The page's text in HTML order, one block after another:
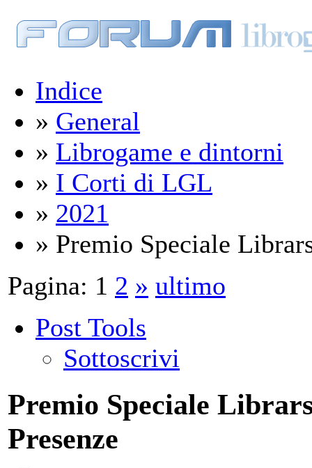
Indice
» General
» Librogame e dintorni
» I Corti di LGL
» 2021
» Premio Speciale
Pagina: 1 2 » ultimo
Post Tools
Sottoscrivi
Premio Speciale
Presenze